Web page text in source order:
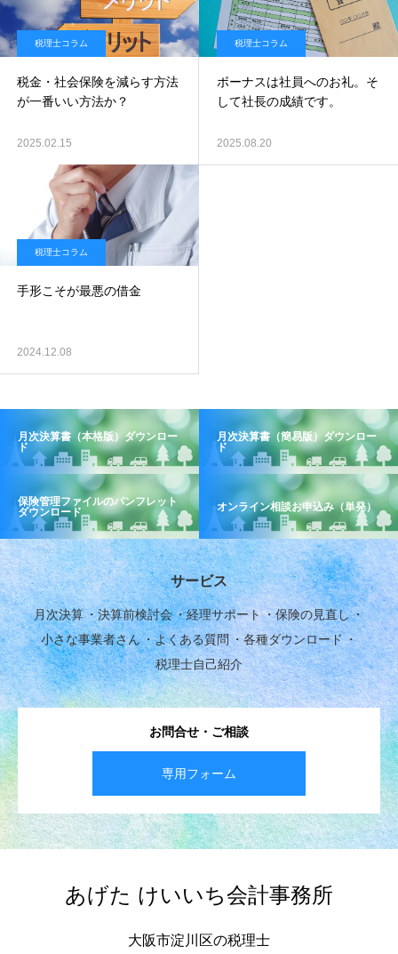
税理士コラム
税金・社会保険を減らす方法
が一番いい方法か？
2025.02.15
税理士コラム
ボーナスは社員へのお礼。そ
して社長の成績です。
2025.08.20
税理士コラム
手形こそが最悪の借金
2024.12.08
月次決算書（本格版）ダウンロー
ド
月次決算書（簡易版）ダウンロー
ド
保険管理ファイルのパンフレット
ダウンロード
オンライン相談お申込み（単発）
サービス
月次決算 決算前検討会 経理サポート
保険の見直し
小さな事業者さん
よくある質問
各種ダウンロード
税理士自己紹介
お問合せ・ご相談
専用フォーム
あげた けいいち会計事務所
大阪市淀川区の税理士